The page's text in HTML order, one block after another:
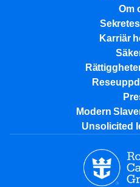
Om
Karriär
Modern
Unsolicited